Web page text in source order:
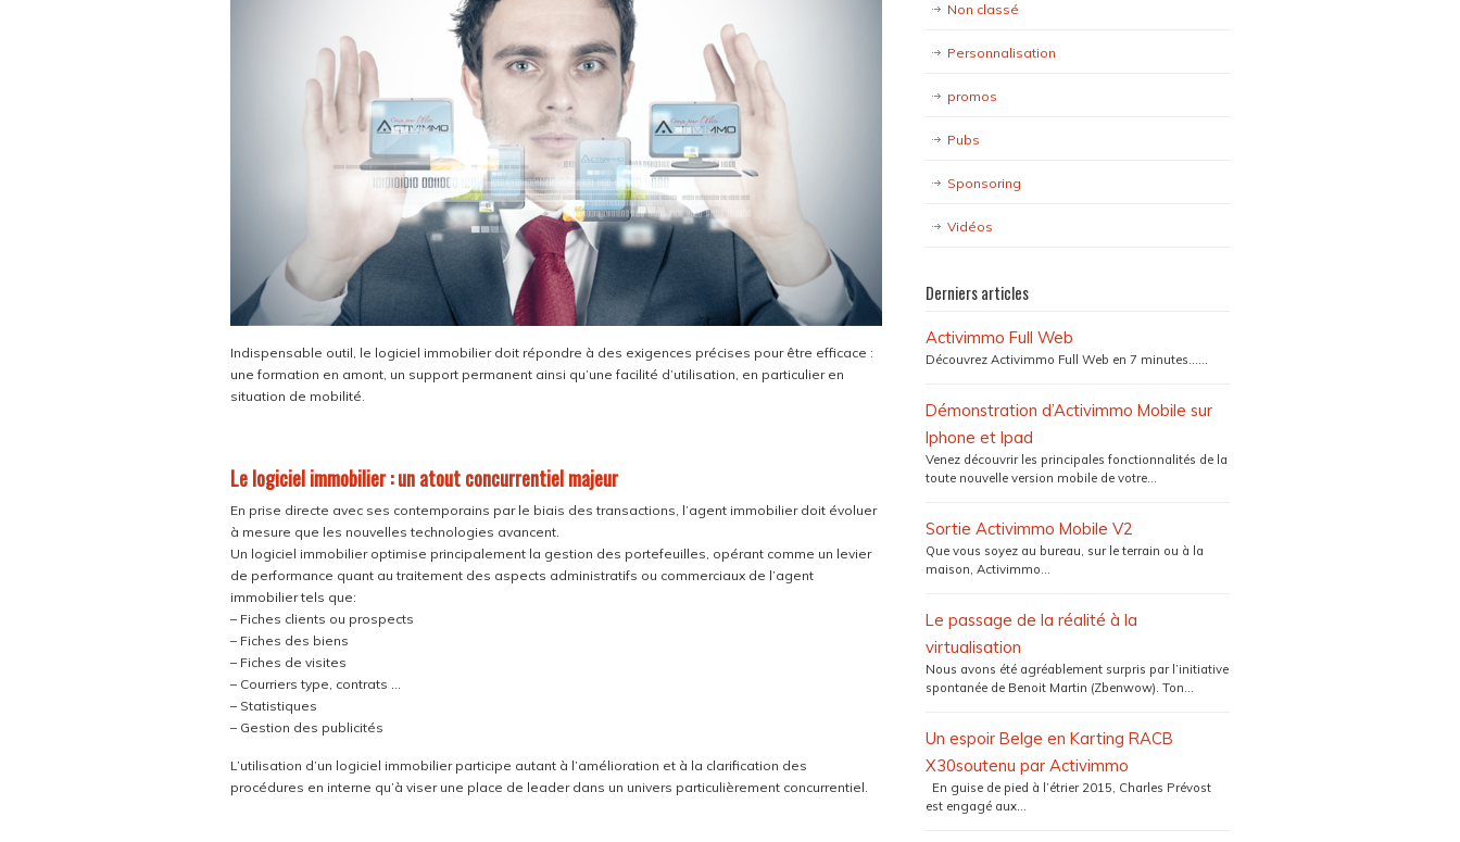
Indispensable outil, le logiciel immobilier doit répondre à des exigences précises pour être efficace :
une formation en amont, un support permanent ainsi qu’une facilité d’utilisation, en particulier en
situation de mobilité.
Le logiciel immobilier : un atout concurrentiel majeur
En prise directe avec ses contemporains par le biais des transactions, l’agent immobilier doit évoluer
à mesure que les nouvelles technologies avancent.
Un logiciel immobilier optimise principalement la gestion des portefeuilles, opérant comme un levier
de performance quant au traitement des aspects administratifs ou commerciaux de l’agent
immobilier tels que:
– Fiches clients ou prospects
– Fiches des biens
– Fiches de visites
– Courriers type, contrats …
– Statistiques
– Gestion des publicités
L’utilisation d’un logiciel immobilier participe autant à l’amélioration et à la clarification des
procédures en interne qu’à viser une place de leader dans un univers particulièrement concurrentiel.
Non classé
Personnalisation
promos
Pubs
Sponsoring
Vidéos
Derniers articles
Activimmo Full Web
Découvrez Activimmo Full Web en 7 minutes…...
Démonstration d’Activimmo Mobile sur
Iphone et Ipad
Venez découvrir les principales fonctionnalités de la
toute nouvelle version mobile de votre...
Sortie Activimmo Mobile V2
Que vous soyez au bureau, sur le terrain ou à la
maison, Activimmo...
Le passage de la réalité à la
virtualisation
Nous avons été agréablement surpris par l’initiative
spontanée de Benoit Martin (Zbenwow). Ton...
Un espoir Belge en Karting RACB
X30soutenu par Activimmo
En guise de pied à l’étrier 2015, Charles Prévost
est engagé aux...